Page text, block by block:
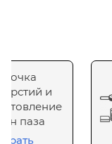
и
паза